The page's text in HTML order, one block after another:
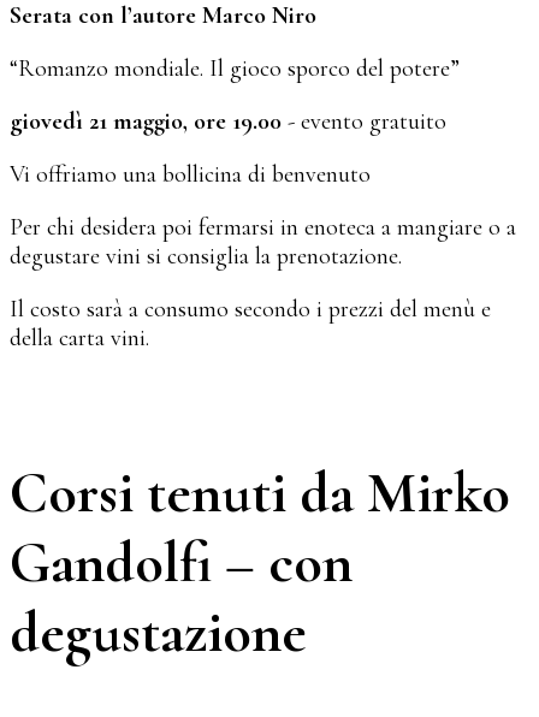
Serata con l’autore Marco Niro
“Romanzo mondiale. Il gioco sporco del potere”
giovedì 21 maggio, ore 19.00 - evento gratuito
Vi offriamo una bollicina di benvenuto
Per chi desidera poi fermarsi in enoteca a mangiare o a
degustare vini si consiglia la prenotazione.
Il costo sarà a consumo secondo i prezzi del menù e
della carta vini.
Corsi tenuti da Mirko
Gandolfi – con
degustazione